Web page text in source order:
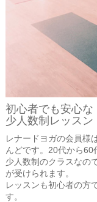
初心者でも安心な
少人数制レッスン
レナードヨガの会員様
んどです。20代から60
少人数制のクラスなの
が受けられます。
レッスンも初心者の方
す。